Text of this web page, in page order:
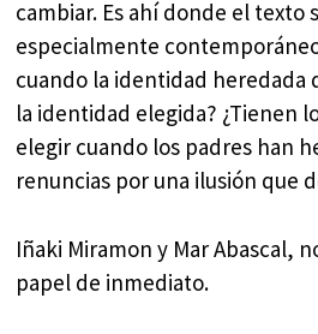
cambiar. Es ahí donde el texto
especialmente
cuando la identidad heredada
la identidad elegida? ¿Tienen
elegir cuando los padres han
renuncias por una ilusión que
Iñaki Miramon y Mar Abascal,
papel de inmediato.